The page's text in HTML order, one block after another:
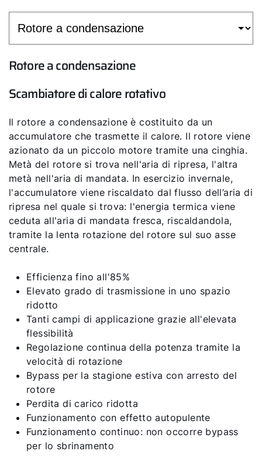
Rotore a condensazione
Scambiatore di calore rotativo
Il rotore a condensazione è costituito da un
accumulatore che trasmette il calore. Il rotore viene
azionato da un piccolo motore tramite una cinghia.
Metà del rotore si trova nell'aria di ripresa, l'altra
metà nell'aria di mandata. In esercizio invernale,
l'accumulatore viene riscaldato dal flusso dell’aria di
ripresa nel quale si trova: l'energia termica viene
ceduta all'aria di mandata fresca, riscaldandola,
tramite la lenta rotazione del rotore sul suo asse
centrale.
Efficienza fino all'85%
Elevato grado di trasmissione in uno spazio
ridotto
Tanti campi di applicazione grazie all'elevata
flessibilità
Regolazione continua della potenza tramite la
velocità di rotazione
Bypass per la stagione estiva con arresto del
rotore
Perdita di carico ridotta
Funzionamento con effetto autopulente
Funzionamento continuo: non occorre bypass
per lo sbrinamento